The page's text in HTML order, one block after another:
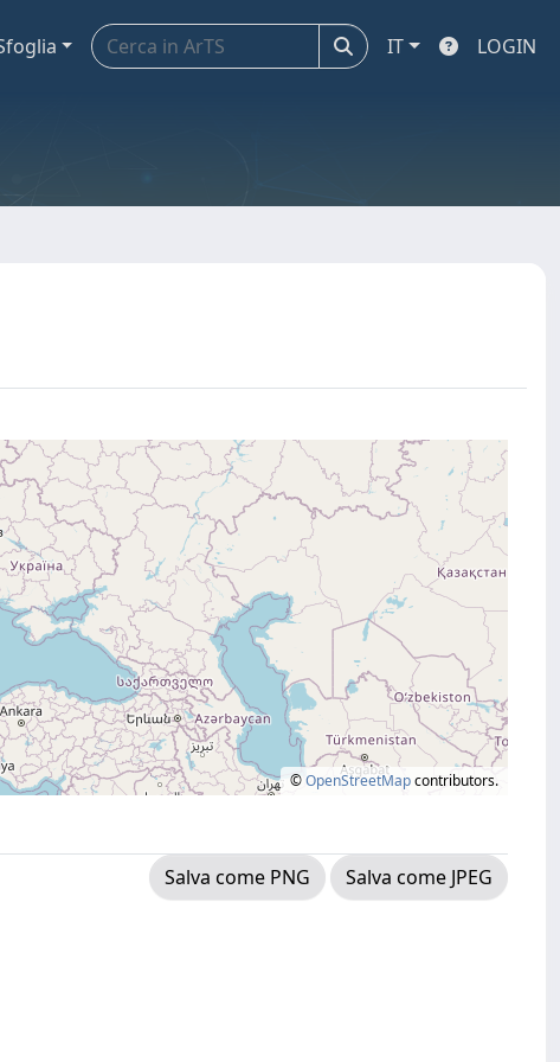
IT LOGIN
©OpenStreetMapcontributors.
Salva come PNG
Salva come JPEG